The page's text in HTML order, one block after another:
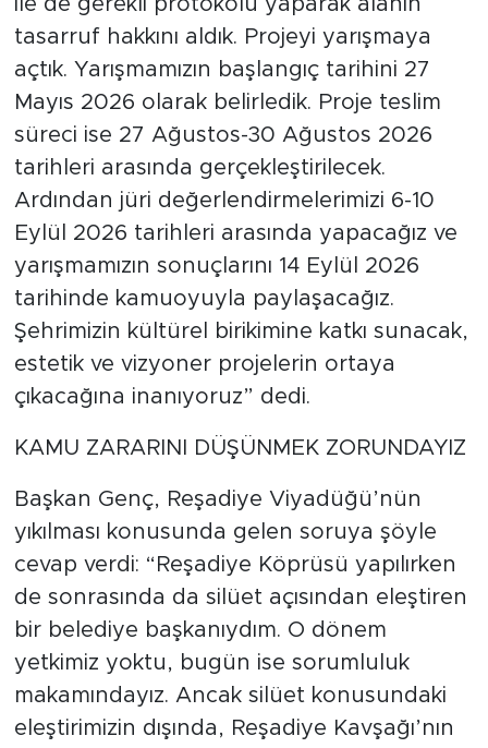
tasarruf hakkını aldık. Projeyi yarışmaya
açtık. Yarışmamızın başlangıç tarihini 27
Mayıs 2026 olarak belirledik. Proje teslim
süreci ise 27 Ağustos-30 Ağustos 2026
tarihleri arasında gerçekleştirilecek.
Ardından jüri değerlendirmelerimizi 6-10
Eylül 2026 tarihleri arasında yapacağız ve
yarışmamızın sonuçlarını 14 Eylül 2026
tarihinde kamuoyuyla paylaşacağız.
Şehrimizin kültürel birikimine katkı sunacak,
estetik ve vizyoner projelerin ortaya
çıkacağına inanıyoruz” dedi.
KAMU ZARARINI DÜŞÜNMEK ZORUNDAYIZ
Başkan Genç, Reşadiye Viyadüğü’nün
yıkılması konusunda gelen soruya şöyle
cevap verdi: “Reşadiye Köprüsü yapılırken
de sonrasında da silüet açısından eleştiren
bir belediye başkanıydım. O dönem
yetkimiz yoktu, bugün ise sorumluluk
makamındayız. Ancak silüet konusundaki
eleştirimizin dışında, Reşadiye Kavşağı’nın